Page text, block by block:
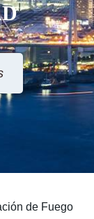
de Fuego